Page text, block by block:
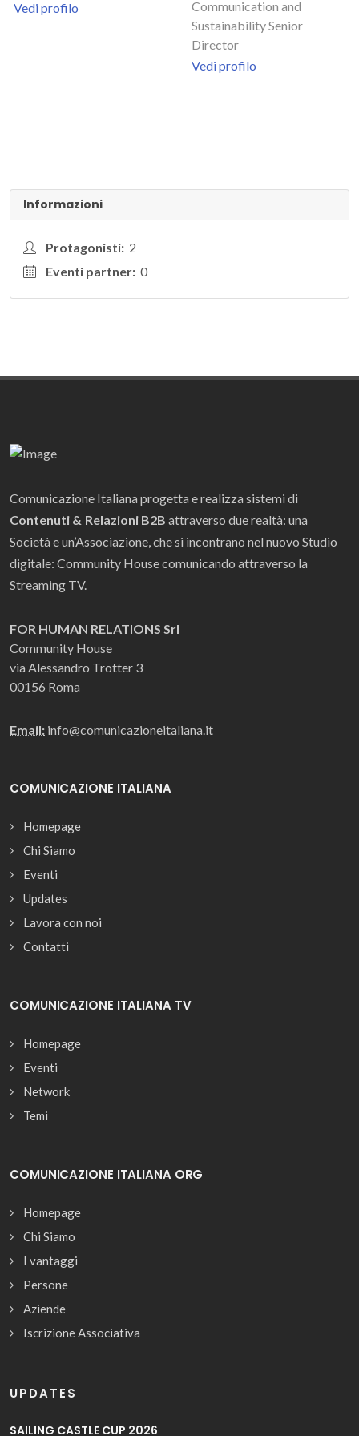
Vedi profilo
Communication and
Sustainability Senior
Director
Vedi profilo
Informazioni
Protagonisti: 2
Eventi partner: 0
Comunicazione Italiana progetta e realizza sistemi di
Contenuti & Relazioni B2B attraverso due realtà: una
Società e un’Associazione, che si incontrano nel nuovo Studio
digitale: Community House comunicando attraverso la
Streaming TV.
FOR HUMAN RELATIONS Srl
Community House
via Alessandro Trotter 3
00156 Roma
Email: info@comunicazioneitaliana.it
COMUNICAZIONE ITALIANA
Homepage
Chi Siamo
Eventi
Updates
Lavora con noi
Contatti
COMUNICAZIONE ITALIANA TV
Homepage
Eventi
Network
Temi
COMUNICAZIONE ITALIANA ORG
Homepage
Chi Siamo
I vantaggi
Persone
Aziende
Iscrizione Associativa
UPDATES
SAILING CASTLE CUP 2026